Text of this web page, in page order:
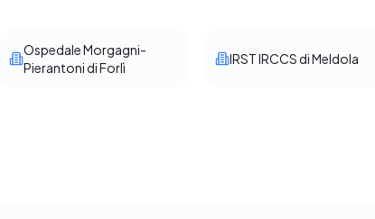
Ospedale Morgagni-
Pierantoni di Forlì
IRST IRCCS di Meldola